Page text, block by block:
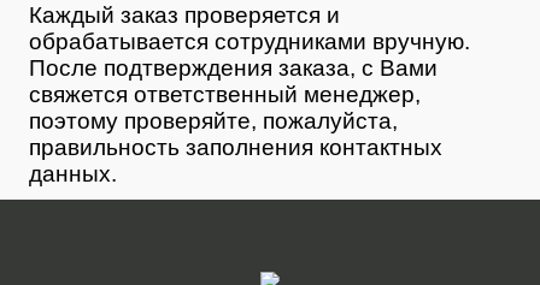
Каждый заказ проверяется и
обрабатывается сотрудниками вручную.
После подтверждения заказа, с Вами
свяжется ответственный менеджер,
поэтому проверяйте, пожалуйста,
правильность заполнения контактных
данных.